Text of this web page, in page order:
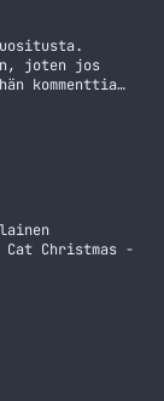
joten jos
kommenttia
Christmas -